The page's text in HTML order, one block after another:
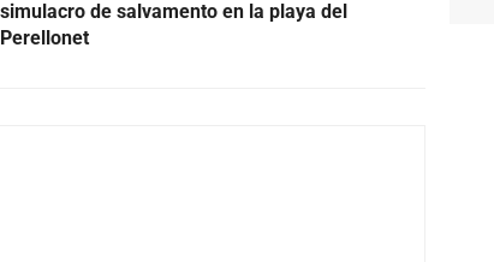
simulacro de salvamento en la playa del
Perellonet